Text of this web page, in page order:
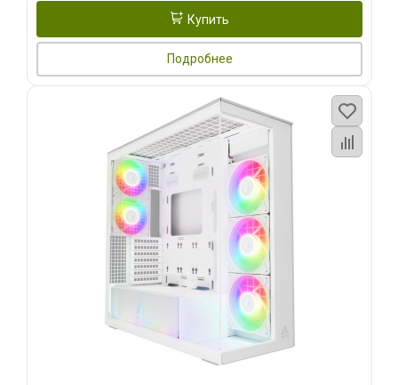
Купить
Подробнее